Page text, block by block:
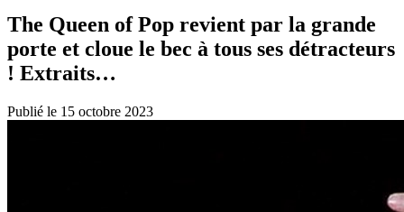
The Queen of Pop revient par la grande
porte et cloue le bec à tous ses détracteurs
! Extraits…
Publié le 15 octobre 2023